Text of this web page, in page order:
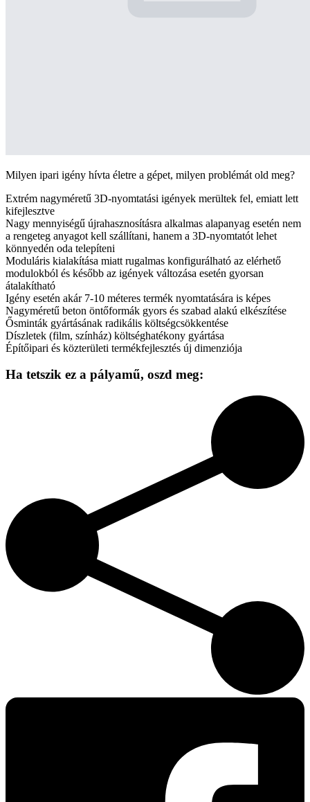
Milyen ipari igény hívta életre a gépet, milyen problémát old meg?
Extrém nagyméretű 3D-nyomtatási igények merültek fel, emiatt lett
kifejlesztve
Nagy mennyiségű újrahasznosításra alkalmas alapanyag esetén nem
a rengeteg anyagot kell szállítani, hanem a 3D-nyomtatót lehet
könnyedén oda telepíteni
Moduláris kialakítása miatt rugalmas konfigurálható az elérhető
modulokból és később az igények változása esetén gyorsan
átalakítható
Igény esetén akár 7-10 méteres termék nyomtatására is képes
Nagyméretű beton öntőformák gyors és szabad alakú elkészítése
Ősminták gyártásának radikális költségcsökkentése
Díszletek (film, színház) költséghatékony gyártása
Építőipari és közterületi termékfejlesztés új dimenziója
Ha tetszik ez a pályamű, oszd meg: